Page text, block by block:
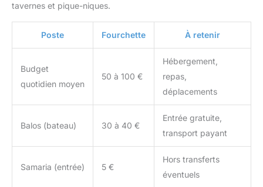
tavernes et pique-niques.
Poste Fourchette À retenir
Budget
quotidien moyen
50 à 100 €
Hébergement,
repas,
déplacements
Balos (bateau) 30 à 40 €
Entrée gratuite,
transport payant
Samaria (entrée) 5 €
Hors transferts
éventuels